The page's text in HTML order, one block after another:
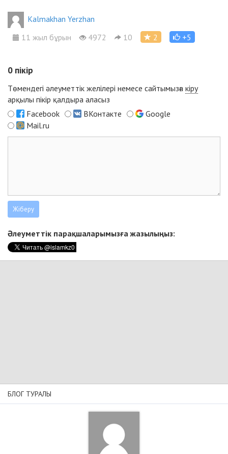
Kalmakhan Yerzhan
11 жыл бұрын
4972 10 2 +5
0 пікір
Төмендегі әлеуметтік желілері немесе сайтымызға кіру
арқылы пікір қалдыра аласыз
Facebook
ВКонтакте
Google
Mail.ru
Әлеуметтік парақшаларымызға жазылыңыз:
БЛОГ ТУРАЛЫ